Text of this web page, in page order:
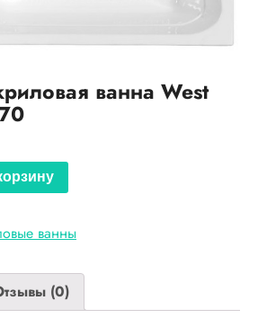
ванна West
ванны
(0)